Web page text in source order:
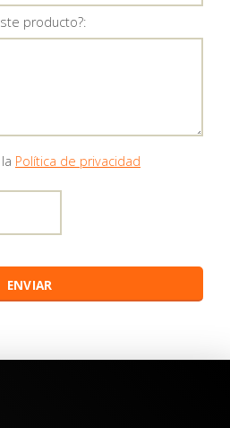
producto?:
Política de privacidad